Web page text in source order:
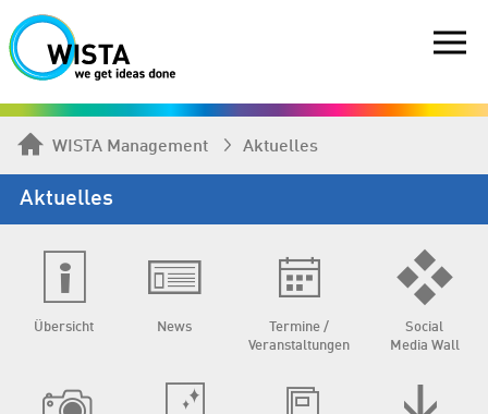
WISTA Management Aktuelles
Aktuelles
Übersicht News
Termine /
Veranstaltungen
Social
Media Wall